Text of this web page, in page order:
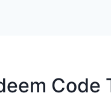
Code